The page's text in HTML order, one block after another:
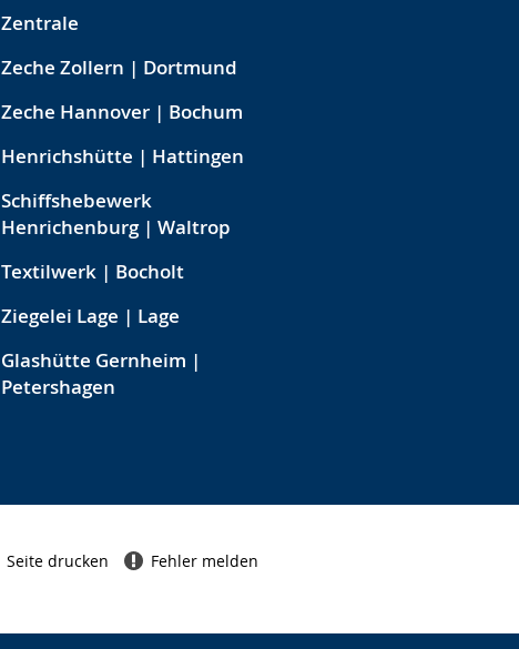
Zentrale
Zeche Zollern | Dortmund
Zeche Hannover | Bochum
Henrichshütte | Hattingen
Schiffshebewerk
Henrichenburg | Waltrop
Textilwerk | Bocholt
Ziegelei Lage | Lage
Glashütte Gernheim |
Petershagen
Seite drucken Fehler melden